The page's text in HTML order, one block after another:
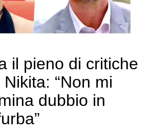
il pieno di critiche
“Non mi
dubbio in